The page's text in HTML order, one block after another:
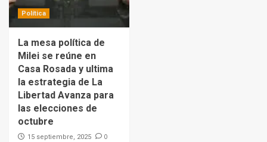
Política
La mesa política de
Milei se reúne en
Casa Rosada y ultima
la estrategia de La
Libertad Avanza para
las elecciones de
octubre
15 septiembre, 2025 0